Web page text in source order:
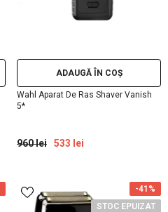
ADAUGĂ ÎN COȘ
Wahl Aparat De Ras Shaver Vanish
5*
960 lei 533 lei
-41%
STOC EPUIZAT